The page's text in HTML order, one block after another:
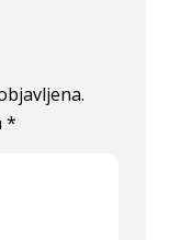
*